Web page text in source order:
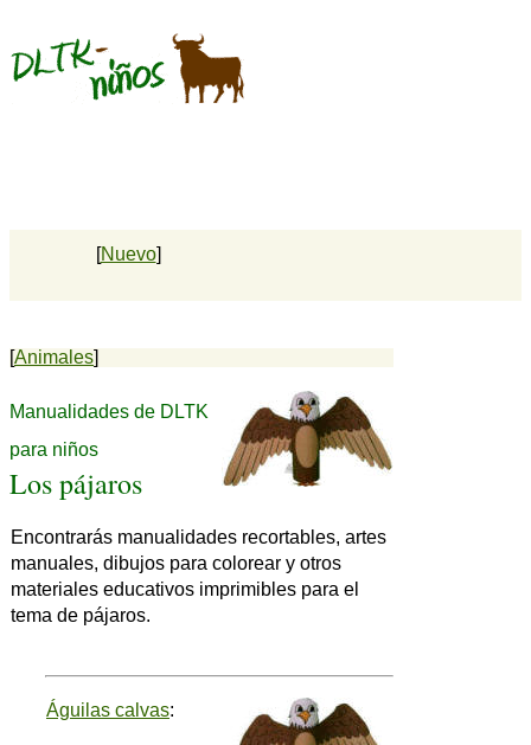
[Nuevo]
[Animales]
Manualidades de DLTK
para niños
Los pájaros
Encontrarás manualidades recortables, artes
manuales, dibujos para colorear y otros
materiales educativos imprimibles para el
tema de pájaros.
Águilas calvas: